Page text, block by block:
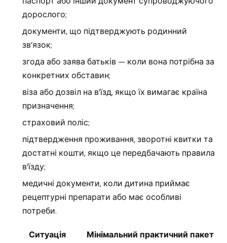
дорослого;
документи, що підтверджують родинний
зв’язок;
згода або заява батьків — коли вона потрібна за
конкретних обставин;
віза або дозвіл на в’їзд, якщо їх вимагає країна
призначення;
страховий поліс;
підтвердження проживання, зворотні квитки та
достатні кошти, якщо це передбачають правила
в’їзду;
медичні документи, коли дитина приймає
рецептурні препарати або має особливі
потреби.
Ситуація
Мінімальний практичний пакет